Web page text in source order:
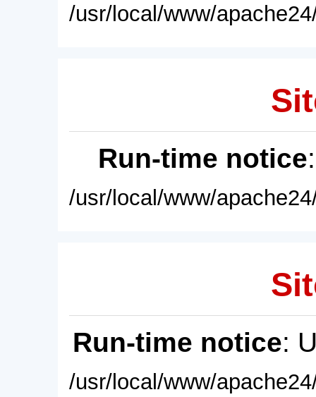
/usr/local/www/
Run-time notice
/usr/local/www/
Run-time notice:
/usr/local/www/